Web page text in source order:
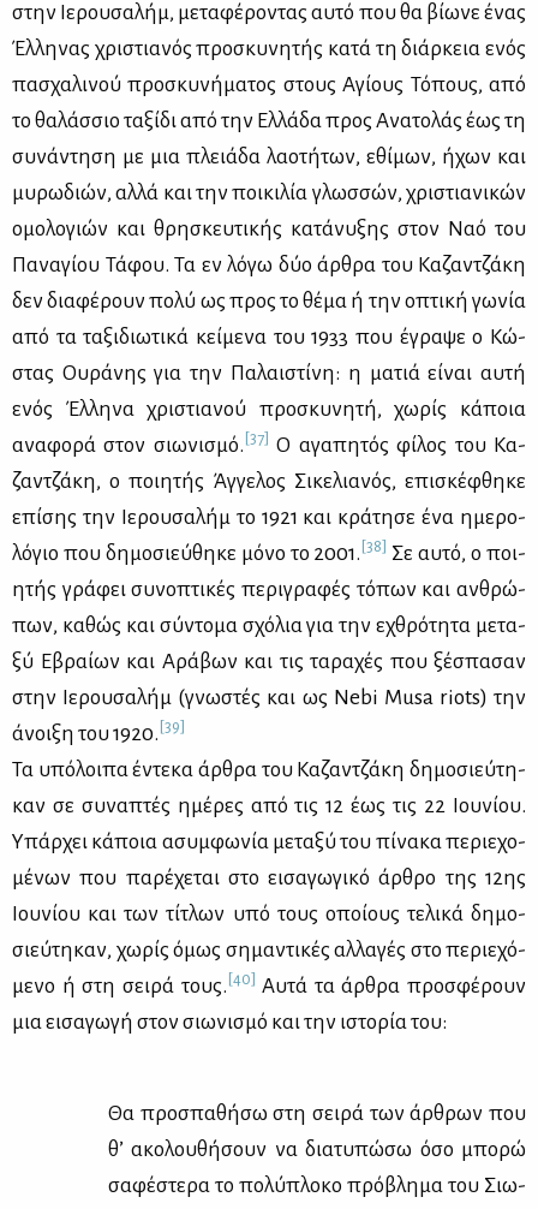
στην Ιε­ρου­σα­λήμ, με­τα­φέ­ρο­ντας αυ­τό που θα βί­ω­νε ένας
Έλ­λη­νας χρι­στια­νός προ­σκυ­νη­τής κα­τά τη διάρ­κεια ενός
πα­σχα­λι­νού προ­σκυ­νή­μα­τος στους Αγί­ους Τό­πους, από
το θα­λάσ­σιο τα­ξί­δι από την Ελ­λά­δα προς Ανα­το­λάς έως τη
συ­νά­ντη­ση με μια πλειά­δα λα­ο­τή­των, εθί­μων, ήχων και
μυ­ρω­διών, αλ­λά και την ποι­κι­λία γλωσ­σών, χρι­στια­νι­κών
ομο­λο­γιών και θρη­σκευ­τι­κής κα­τά­νυ­ξης στον Ναό του
Πα­να­γί­ου Τά­φου. Τα εν λό­γω δύο άρ­θρα του Κα­ζαν­τζά­κη
δεν δια­φέ­ρουν πο­λύ ως προς το θέ­μα ή την οπτι­κή γω­νία
από τα τα­ξι­διω­τι­κά κεί­με­να του 1933 που έγρα­ψε ο Κώ­
στας Ου­ρά­νης για την Πα­λαι­στί­νη: η μα­τιά εί­ναι αυ­τή
ενός Έλ­λη­να χρι­στια­νού προ­σκυ­νη­τή, χω­ρίς κά­ποια
ανα­φο­ρά στον σιω­νι­σμό. [37] Ο αγα­πη­τός φί­λος του Κα­
ζαν­τζά­κη, ο ποι­η­τής Άγ­γε­λος Σι­κε­λια­νός, επι­σκέ­φθη­κε
επί­σης την Ιε­ρου­σα­λήμ το 1921 και κρά­τη­σε ένα ημε­ρο­
λό­γιο που δη­μο­σιεύ­θη­κε μό­νο το 2001. [38] Σε αυ­τό, ο ποι­
η­τής γρά­φει συ­νο­πτι­κές πε­ρι­γρα­φές τό­πων και αν­θρώ­
πων, κα­θώς και σύ­ντο­μα σχό­λια για την εχθρό­τη­τα με­τα­
ξύ Εβραί­ων και Αρά­βων και τις τα­ρα­χές που ξέ­σπα­σαν
στην Ιε­ρου­σα­λήμ (γνω­στές και ως Nebi Musa riots) την
άνοι­ξη του 1920. [39]
Τα υπό­λοι­πα έντε­κα άρ­θρα του Κα­ζαν­τζά­κη δη­μο­σιεύ­τη­
καν σε συ­να­πτές ημέ­ρες από τις 12 έως τις 22 Ιου­νί­ου.
Υπάρ­χει κά­ποια ασυμ­φω­νία με­τα­ξύ του πί­να­κα πε­ριε­χο­
μέ­νων που πα­ρέ­χε­ται στο ει­σα­γω­γι­κό άρ­θρο της 12ης
Ιου­νί­ου και των τί­τλων υπό τους οποί­ους τε­λι­κά δη­μο­
σιεύ­τη­καν, χω­ρίς όμως ση­μα­ντι­κές αλ­λα­γές στο πε­ριε­χό­
με­νο ή στη σει­ρά τους. [40] Αυ­τά τα άρ­θρα προ­σφέ­ρουν
μια ει­σα­γω­γή στον σιω­νι­σμό και την ιστο­ρία του:
Θα προ­σπα­θή­σω στη σει­ρά των άρ­θρων που
θ’ ακο­λου­θή­σουν να δια­τυ­πώ­σω όσο μπο­ρώ
σα­φέ­στε­ρα το πο­λύ­πλο­κο πρό­βλη­μα του Σιω­